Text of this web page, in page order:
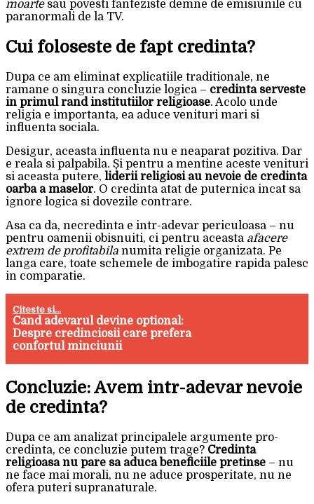
moartesau povesti fanteziste demne de emisiunile cu
paranormali de la TV.
Cui foloseste de fapt credinta?
Dupa ce am eliminat explicatiile traditionale, ne
ramane o singura concluzie logica – credinta serveste
in primul rand institutiilor religioase. Acolo unde
religia e importanta, ea aduce venituri mari si
influenta sociala.
Desigur, aceasta influenta nu e neaparat pozitiva. Dar
e reala si palpabila. Și pentru a mentine aceste venituri
si aceasta putere, liderii religiosi au nevoie de credinta
oarba a maselor. O credinta atat de puternica incat sa
ignore logica si dovezile contrare.
Asa ca da, necredinta e intr-adevar periculoasa – nu
pentru oamenii obisnuiti, ci pentru aceasta afacere
extrem de profitabila numita religie organizata. Pe
langa care, toate schemele de imbogatire rapida palesc
in comparatie.
Citeste si...
Cand adevarul devine optional:
Despre credinciosii care prefera
confortul minciunii
Concluzie: Avem intr-adevar nevoie
de credinta?
Dupa ce am analizat principalele argumente pro-
credinta, ce concluzie putem trage? Credinta
religioasa nu pare sa aduca beneficiile pretinse – nu
ne face mai morali, nu ne aduce prosperitate, nu ne
ofera puteri supranaturale.